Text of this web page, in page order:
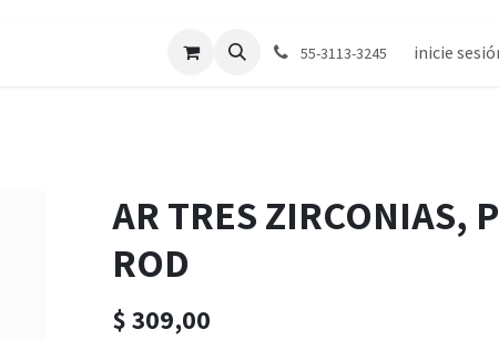
55-3113-3245 inicie
AR TRES ZIRCONIAS,
ROD
$309,00